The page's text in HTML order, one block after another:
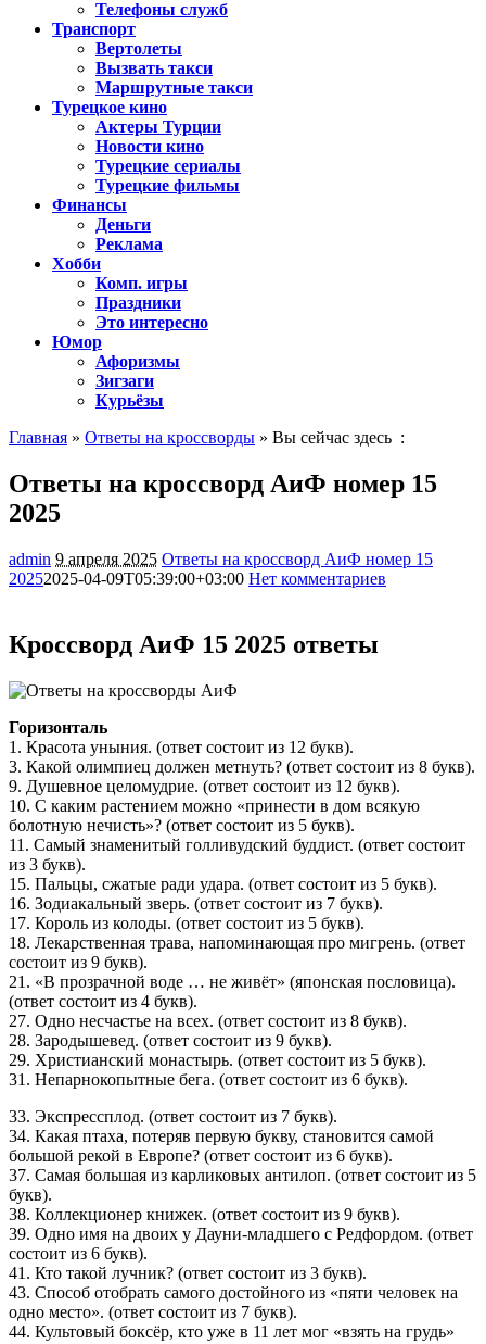
Телефоны служб
Транспорт
Вертолеты
Вызвать такси
Маршрутные такси
Турецкое кино
Актеры Турции
Новости кино
Турецкие сериалы
Турецкие фильмы
Финансы
Деньги
Реклама
Хобби
Комп. игры
Праздники
Это интересно
Юмор
Афоризмы
Зигзаги
Курьёзы
Главная » Ответы на кроссворды » Вы сейчас здесь :
Ответы на кроссворд АиФ номер 15
2025
admin 9 апреля 2025 Ответы на кроссворд АиФ номер 15
20252025-04-09T05:39:00+03:00 Нет комментариев
Кроссворд АиФ 15 2025 ответы
Горизонталь
1. Красота уныния. (ответ состоит из 12 букв).
3. Какой олимпиец должен метнуть? (ответ состоит из 8 букв).
9. Душевное целомудрие. (ответ состоит из 12 букв).
10. С каким растением можно «принести в дом всякую
болотную нечисть»? (ответ состоит из 5 букв).
11. Самый знаменитый голливудский буддист. (ответ состоит
из 3 букв).
15. Пальцы, сжатые ради удара. (ответ состоит из 5 букв).
16. Зодиакальный зверь. (ответ состоит из 7 букв).
17. Король из колоды. (ответ состоит из 5 букв).
18. Лекарственная трава, напоминающая про мигрень. (ответ
состоит из 9 букв).
21. «В прозрачной воде … не живёт» (японская пословица).
(ответ состоит из 4 букв).
27. Одно несчастье на всех. (ответ состоит из 8 букв).
28. Зародышевед. (ответ состоит из 9 букв).
29. Христианский монастырь. (ответ состоит из 5 букв).
31. Непарнокопытные бега. (ответ состоит из 6 букв).
33. Экспрессплод. (ответ состоит из 7 букв).
34. Какая птаха, потеряв первую букву, становится самой
большой рекой в Европе? (ответ состоит из 6 букв).
37. Самая большая из карликовых антилоп. (ответ состоит из 5
букв).
38. Коллекционер книжек. (ответ состоит из 9 букв).
39. Одно имя на двоих у Дауни-младшего с Редфордом. (ответ
состоит из 6 букв).
41. Кто такой лучник? (ответ состоит из 3 букв).
43. Способ отобрать самого достойного из «пяти человек на
одно место». (ответ состоит из 7 букв).
44. Культовый боксёр, кто уже в 11 лет мог «взять на грудь»